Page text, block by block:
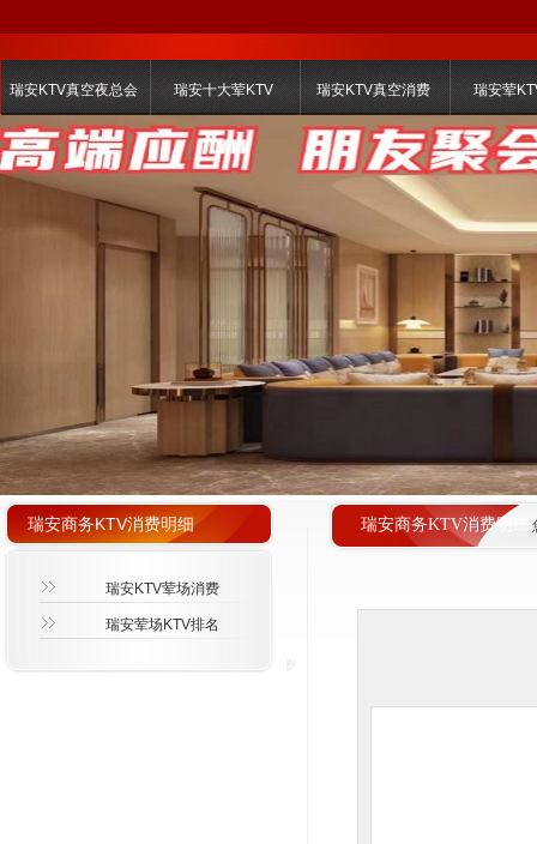
瑞安KTV真空夜总会 瑞安十大荤KTV 瑞安KTV真空消费 瑞安荤
瑞安商务KTV消费明细
瑞安商务KTV消费明细
瑞安KTV荤场消费
瑞安荤场KTV排名